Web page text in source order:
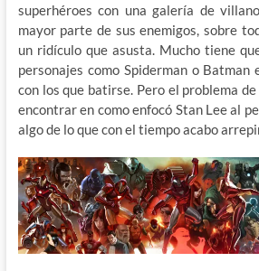
superhéroes con una galería de
mayor parte de sus enemigos, sobre
un ridículo que asusta. Mucho tiene
personajes como Spiderman o Batman
con los que batirse. Pero el problema
encontrar en como enfocó Stan Lee al
algo de lo que con el tiempo acabo